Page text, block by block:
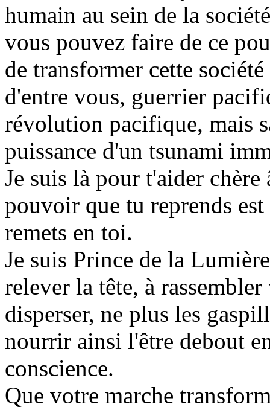
humain au sein de la
vous pouvez faire de ce
de transformer cette
d'entre vous, guerrier
révolution pacifique, mais
puissance d'un tsunami
Je suis là pour t'aider
pouvoir que tu reprends
remets en toi.
Je suis Prince de la
relever la tête, à
disperser, ne plus les
nourrir ainsi l'être debout
conscience.
Que votre marche